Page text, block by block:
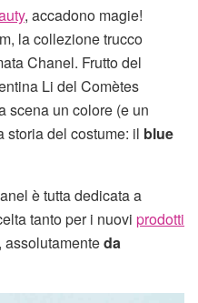
, accadono magie!
la collezione trucco
Chanel. Frutto del
Li del Comètes
scena un colore (e un
storia del costume: il blue
è tutta dedicata a
tanto per i nuovi prodotti
da